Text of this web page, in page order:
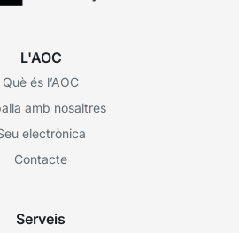
L'AOC
Què és l’AOC
amb nosaltres
electrònica
Contacte
Serveis